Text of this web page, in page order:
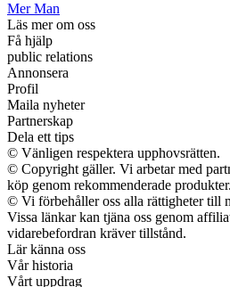
Mer Man
Läs mer om oss
Få hjälp
public relations
Annonsera
Profil
Maila nyheter
Partnerskap
Dela ett tips
© Vänligen respektera upphovsrätten.
© Copyright gäller. Vi arbetar med
köp genom rekommenderade produkter.
© Vi förbehåller oss alla rättigheter till
Vissa länkar kan tjäna oss genom
vidarebefordran kräver tillstånd.
Lär känna oss
Vår historia
Vårt uppdrag